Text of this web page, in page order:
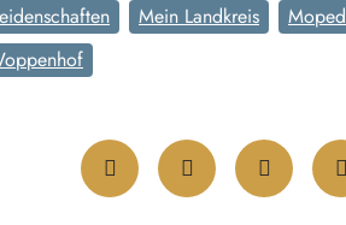
Mein Landkreis Moped